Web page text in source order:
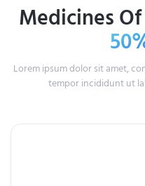
Medicines
Lorem ipsum dolor sit amet,
tempor incididunt ut